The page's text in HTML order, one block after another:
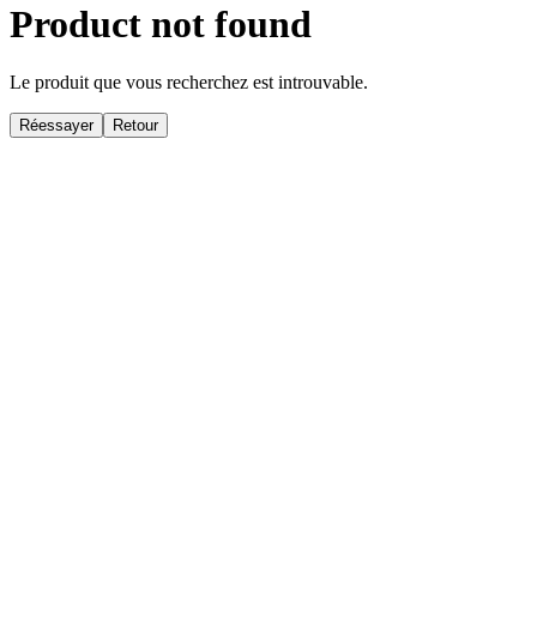
Product not found
Le produit que vous recherchez est introuvable.
Réessayer Retour